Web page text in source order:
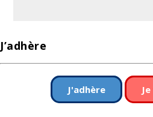
J’adhère
J'adhère